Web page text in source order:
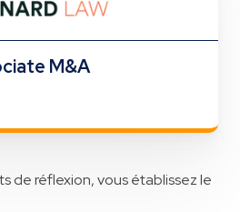
M&A
de réflexion, vous établissez le